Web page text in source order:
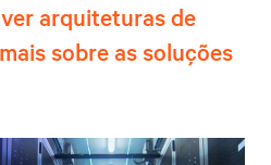
arquiteturas de
sobre as soluções